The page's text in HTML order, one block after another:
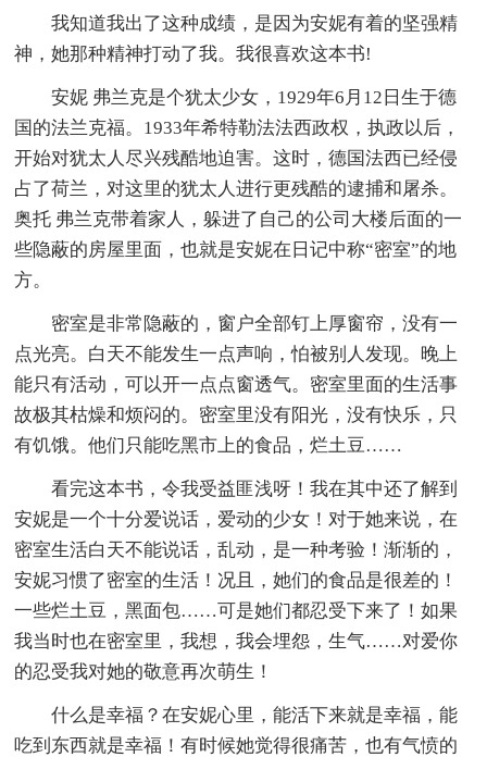
我知道我出了这种成绩，是因为安妮有着的坚强精
神，她那种精神打动了我。我很喜欢这本书!
安妮 弗兰克是个犹太少女，1929年6月12日生于德
国的法兰克福。1933年希特勒法法西政权，执政以后，
开始对犹太人尽兴残酷地迫害。这时，德国法西已经侵
占了荷兰，对这里的犹太人进行更残酷的逮捕和屠杀。
奥托 弗兰克带着家人，躲进了自己的公司大楼后面的一
些隐蔽的房屋里面，也就是安妮在日记中称“密室”的地
方。
密室是非常隐蔽的，窗户全部钉上厚窗帘，没有一
点光亮。白天不能发生一点声响，怕被别人发现。晚上
能只有活动，可以开一点点窗透气。密室里面的生活事
故极其枯燥和烦闷的。密室里没有阳光，没有快乐，只
有饥饿。他们只能吃黑市上的食品，烂土豆……
看完这本书，令我受益匪浅呀！我在其中还了解到
安妮是一个十分爱说话，爱动的少女！对于她来说，在
密室生活白天不能说话，乱动，是一种考验！渐渐的，
安妮习惯了密室的生活！况且，她们的食品是很差的！
一些烂土豆，黑面包……可是她们都忍受下来了！如果
我当时也在密室里，我想，我会埋怨，生气……对爱你
的忍受我对她的敬意再次萌生！
什么是幸福？在安妮心里，能活下来就是幸福，能
吃到东西就是幸福！有时候她觉得很痛苦，也有气愤的